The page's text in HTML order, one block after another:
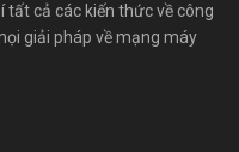
tất cả các kiến thức về công
giải pháp về mạng máy